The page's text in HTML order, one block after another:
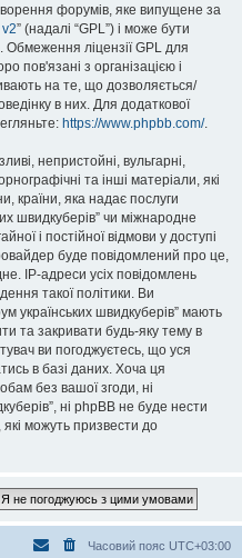
форумів, яке випущене за
” (надалі “GPL”) і може бути
. Обмеження ліцензії GPL для
пов'язані з організацією і
на те, що дозволяється/
в них. Для додаткової
https://www.phpbb.com/.
непристойні, вульгарні,
та інші матеріали, які
країни, яка надає послуги
швидкуберів” чи міжнародне
і постійної відмови у доступі
буде повідомлений про це,
IP-адреси усіх повідомлень
такої політики. Ви
українських швидкуберів” мають
та закривати будь-яку тему в
ви погоджуєтесь, що уся
в базі даних. Хоча ця
без вашої згоди, ні
ні phpBB не буде нести
які можуть призвести до
Часовий пояс UTC+03:00